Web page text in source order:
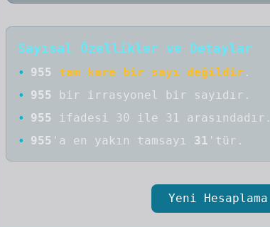
Sayısal Özellikler ve Detaylar
• 955 tam kare bir sayı değildir .
•
955 bir irrasyonel bir sayıdır .
•
955
ifadesi 30 ile 31 arasındadır.
•
955 'a en yakın tamsayı 31 'tür.
Yeni Hesaplama